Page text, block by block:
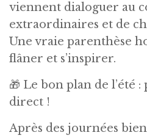
viennent dialoguer au
extraordinaires et de
Une vraie parenthèse
flâner et s’inspirer.
🎁 Le bon plan de l’été :
direct !
Après des journées